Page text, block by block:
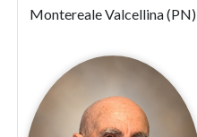
Montereale Valcellina (PN)